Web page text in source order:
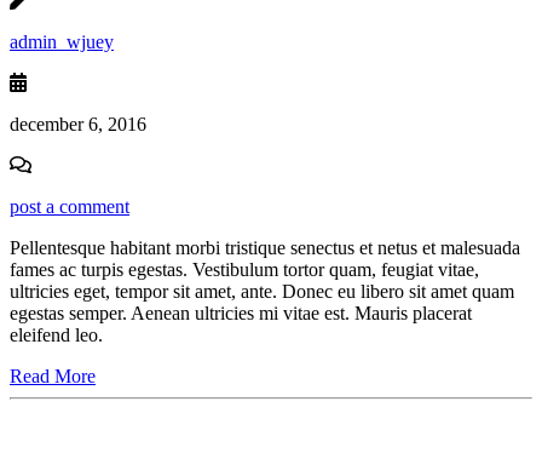
admin_wjuey
december 6, 2016
post a comment
Pellentesque habitant morbi tristique senectus et netus et malesuada
fames ac turpis egestas. Vestibulum tortor quam, feugiat vitae,
ultricies eget, tempor sit amet, ante. Donec eu libero sit amet quam
egestas semper. Aenean ultricies mi vitae est. Mauris placerat
eleifend leo.
Read More